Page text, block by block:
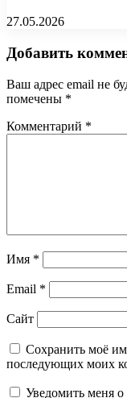
27.05.2026
Добавить
Ваш адрес email не
помечены *
Комментарий *
Имя *
Email *
Сайт
Сохранить моё
последующих моих
Уведомить меня